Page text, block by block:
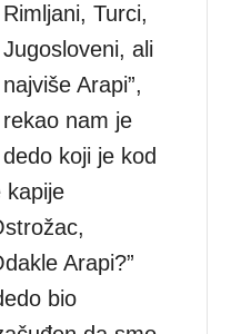
Rimljani, Turci,
Jugosloveni, ali
najviše Arapi”,
rekao nam je
dedo koji je kod
kapije
Arapi?”
bio